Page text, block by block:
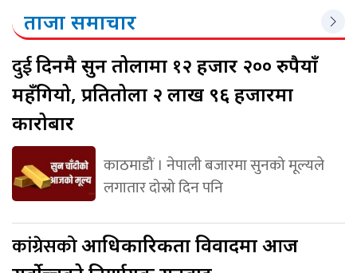
ताजा समाचार
दुईदिनमै सुन तोलामा १२ हजार २०० रुपैयाँ
महँगियो, प्रतितोला २ लाख ९६ हजारमा
कारोबार
काठमाडौं । नेपाली बजारमा सुनको मूल्यले
लगातार दोस्रो दिन पनि
कांग्रेसकोआधिकारिकता विवादमा आज